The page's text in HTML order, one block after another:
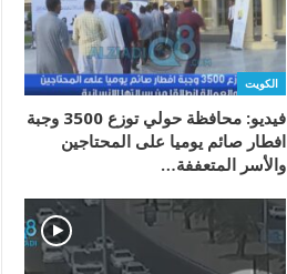
الكويت
فيديو: محافظة حولي توزع 3500 وجبة
افطار صائم يوميا على المحتاجين
والأسر المتعففة…